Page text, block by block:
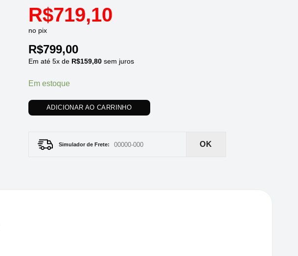
R$719,10
no pix
R$799,00
Em até 5x de R$159,80sem juros
Em estoque
ADICIONAR AO CARRINHO
Simulador de Frete: OK